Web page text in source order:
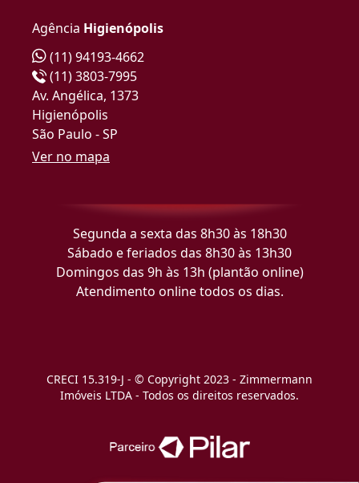
Agência Higienópolis
(11) 94193-4662
(11) 3803-7995
Av. Angélica, 1373
Higienópolis
São Paulo - SP
Ver no mapa
Segunda a sexta das 8h30 às 18h30
Sábado e feriados das 8h30 às 13h30
Domingos das 9h às 13h (plantão online)
Atendimento online todos os dias.
CRECI 15.319-J - © Copyright 2023 - Zimmermann
Imóveis LTDA - Todos os direitos reservados.